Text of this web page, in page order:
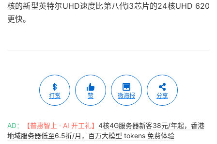
核的新型英特尔UHD速度比第八代i3芯片的24核UHD 620
更快。
打赏 赞 微海报 分享
AD： 【普惠智上 · AI 开工礼】 4核4G服务器新客38元/年起，香港
地域服务器低至6.5折/月，百万大模型 tokens 免费体验